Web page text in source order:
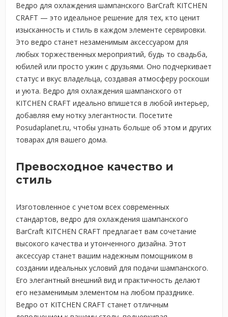
Ведро для охлаждения шампанского BarCraft KITCHEN
CRAFT — это идеальное решение для тех, кто ценит
изысканность и стиль в каждом элементе сервировки.
Это ведро станет незаменимым аксессуаром для
любых торжественных мероприятий, будь то свадьба,
юбилей или просто ужин с друзьями. Оно подчеркивает
статус и вкус владельца, создавая атмосферу роскоши
и уюта. Ведро для охлаждения шампанского от
KITCHEN CRAFT идеально впишется в любой интерьер,
добавляя ему нотку элегантности. Посетите
Posudaplanet.ru, чтобы узнать больше об этом и других
товарах для вашего дома.
Превосходное качество и
стиль
Изготовленное с учетом всех современных
стандартов, ведро для охлаждения шампанского
BarCraft KITCHEN CRAFT предлагает вам сочетание
высокого качества и утонченного дизайна. Этот
аксессуар станет вашим надежным помощником в
создании идеальных условий для подачи шампанского.
Его элегантный внешний вид и практичность делают
его незаменимым элементом на любом празднике.
Ведро от KITCHEN CRAFT станет отличным